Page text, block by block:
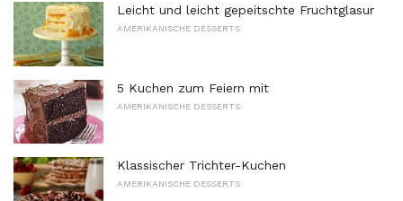
Leicht und leicht gepeitschte Fruchtglasur
AMERIKANISCHE DESSERTS
5 Kuchen zum Feiern mit
AMERIKANISCHE DESSERTS
Klassischer Trichter-Kuchen
AMERIKANISCHE DESSERTS